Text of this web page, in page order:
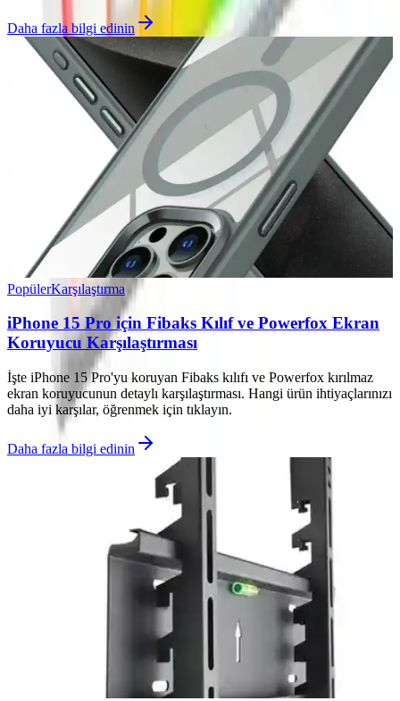
Daha fazla bilgi edinin
PopülerKarşılaştırma
iPhone 15 Pro için Fibaks Kılıf ve Powerfox Ekran
Koruyucu Karşılaştırması
İşte iPhone 15 Pro'yu koruyan Fibaks kılıfı ve Powerfox kırılmaz
ekran koruyucunun detaylı karşılaştırması. Hangi ürün ihtiyaçlarınızı
daha iyi karşılar, öğrenmek için tıklayın.
Daha fazla bilgi edinin